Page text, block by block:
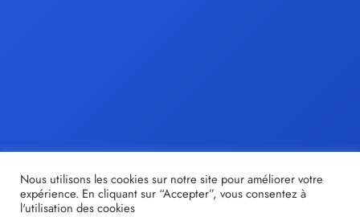
Nous utilisons les cookies sur notre site pour améliorer votre
expérience. En cliquant sur “Accepter”, vous consentez à
l'utilisation des cookies